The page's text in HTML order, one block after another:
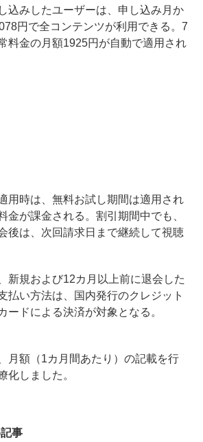
込みしたユーザーは、申し込み月か
円で全コンテンツが利用できる。7
料金の月額1925円が自動で適用され
用時は、無料お試し期間は適用され
金が課金される。割引期間中でも、
後は、次回請求日まで継続して視聴
新規および12カ月以上前に退会した
払い方法は、国内発行のクレジット
ードによる決済が対象となる。
月額（1カ月間あたり）の記載を行
化しました。
事